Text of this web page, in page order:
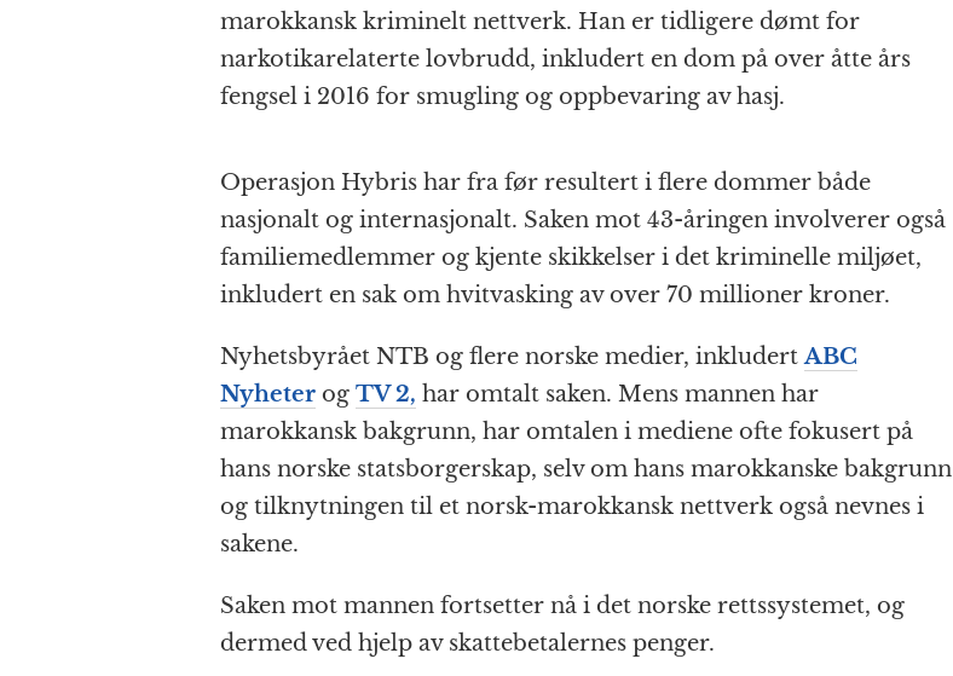
marokkansk kriminelt nettverk. Han er tidligere dømt for
narkotikarelaterte lovbrudd, inkludert en dom på over åtte års
fengsel i 2016 for smugling og oppbevaring av hasj.
Operasjon Hybris har fra før resultert i flere dommer både
nasjonalt og internasjonalt. Saken mot 43-åringen involverer også
familiemedlemmer og kjente skikkelser i det kriminelle miljøet,
inkludert en sak om hvitvasking av over 70 millioner kroner.
Nyhetsbyrået NTB og flere norske medier, inkludertABC
Nyheter og TV 2, har omtalt saken. Mens mannen har
marokkansk bakgrunn, har omtalen i mediene ofte fokusert på
hans norske statsborgerskap, selv om hans marokkanske bakgrunn
og tilknytningen til et norsk-marokkansk nettverk også nevnes i
sakene.
Saken mot mannen fortsetter nå i det norske rettssystemet, og
dermed ved hjelp av skattebetalernes penger.